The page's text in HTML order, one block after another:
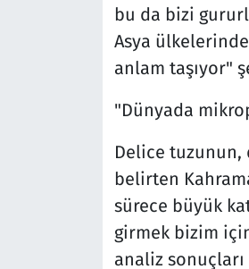
bu da bizi
Asya
anlam taşıyor"
"Dünyada
Delice tuzunun,
belirten
sürece büyük
girmek bizim
analiz